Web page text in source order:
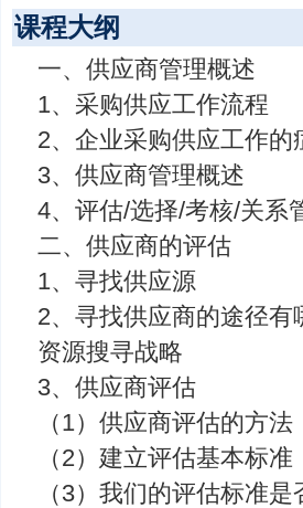
课程大纲
一、供应商管理概述
1、采购供应工作流程
2、企业采购供应工作的
3、供应商管理概述
4、评估/选择/考核/关系
二、供应商的评估
1、寻找供应源
2、寻找供应商的途径有
资源搜寻战略
3、供应商评估
（1）供应商评估的方法
（2）建立评估基本标准
（3）我们的评估标准是